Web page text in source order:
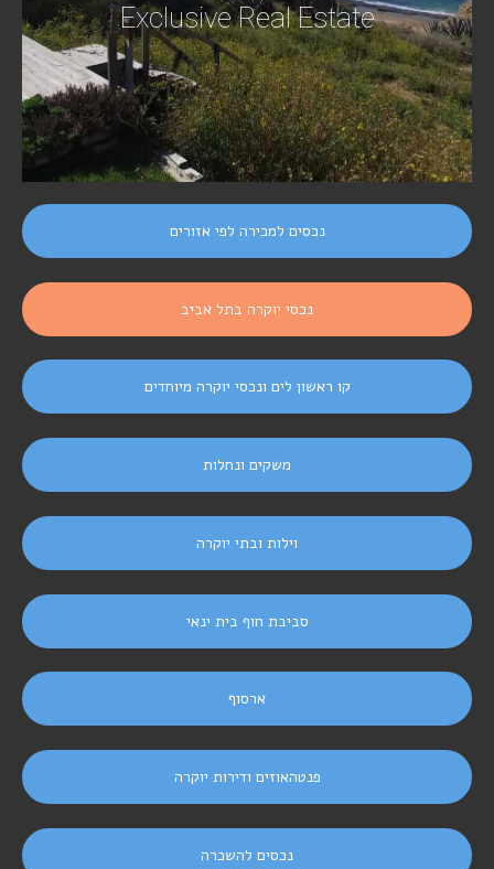
Exclusive Real Estate
נכסים למכירה לפי אזורים
נכסי יוקרה בתל אביב
קו ראשון לים ונכסי יוקרה מיוחדים
משקים ונחלות
וילות ובתי יוקרה
סביבת חוף בית ינאי
ארסוף
פנטהאוזים ודירות יוקרה
נכסים להשכרה